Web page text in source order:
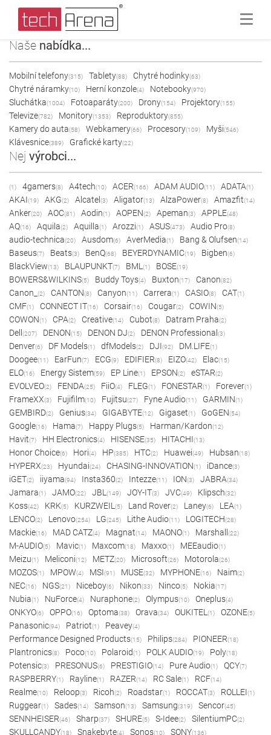
Naše nabídka...
Mobilní telefony(315) Tablety(88) Chytré hodinky(63)
Chytré náramky(10) Herní konzole(4) Notebooky(970)
Sluchátka(1004) Fotoaparáty(200) Drony(154) Projektory(155)
Televize(782) Monitory(1353) Reproduktory(855)
Kamery do auta(58) Webkamery(66) Procesory(109) Myši(546)
Klávesnice(389) Grafické karty(22)
Nej výrobci...
(1) 4gamers(8) A4tech(10) ACER(166) ADAM AUDIO(11) ADATA(1)
AKAI(19) AKG(2) Alcatel (3) Aligator(13) AlzaPower(8) Amazfit(14)
Anker(20) AOC(81) Aodin(1) AOPEN(2) Apeman(3) APPLE(48)
AQ(16) Aquila(2) Aquilla(1) Arozzi(1) ASUS(473) Audio Pro(8)
audio-technica(20) Ausdom(6) AverMedia(1) Bang & Olufsen(14)
Baseus(7) Beats(3) BenQ(68) BEYERDYNAMIC(19) Bigben(6)
BlackView(13) BLAUPUNKT(7) BML (1) BOSE(19)
BOWERS&WILKINS(5) Buddy Toys(4) Buxton(17) Canon(82)
Canon_ (2) CANTON(8) Canyon(11) Carrera(1) CASIO(8) CAT(1)
CMF(1) CONNECT IT(16) Corsair(16) Cougar(2) COWIN(5)
COWON(1) CPA(2) Creative(14) Cubot(8) Datram Praha(2)
Dell (207) DENON(15) DENON DJ(2) DENON Professional (3)
Denver(6) DF Models(1) dfModels(2) DJI(92) DM.LIFE(1)
Doogee(11) EarFun(7) ECG(9) EDIFIER(8) EIZO(42) Elac(15)
ELO(16) Energy Sistem(59) EP Line(1) EPSON(2) eSTAR(2)
EVOLVEO(2) FENDA(25) FiiO(4) FLEG(1) FONESTAR(1) Forever(1)
FrameXX(3) Fujifilm(10) Fujitsu(27) Fyne Audio(11) GARMIN(1)
GEMBIRD(2) Genius(34) GIGABYTE(12) Gigaset(1) GoGEN(54)
Google(16) Hama(7) Happy Plugs(5) Harman/Kardon(12)
Havit(7) HH Electronics(4) HISENSE(35) HITACHI(13)
Honor Choice(6) Hori(4) HP(385) HTC(2) Huawei(49) Hubsan(18)
HYPERX(23) Hyundai(24) CHASING-INNOVATION(1) iDance(3)
iGET(2) iiyama(94) Insta360(2) Intezze(11) ION(3) JABRA(34)
Jamara(1) JAMO(22) JBL (149) JOY-IT(3) JVC(49) Klipsch(32)
Koss(42) KRK(5) KURZWEIL (5) Land Rover(2) Laney(6) LEA(1)
LENCO(2) Lenovo(254) LG(245) Lithe Audio(11) LOGITECH(28)
Mackie(16) MAD CATZ(4) Magnat(14) MAONO(1) Marshall (22)
M-AUDIO(5) Mavic(1) Maxcom(18) Maxxo(1) MEEaudio(1)
Meizu(1) Meliconi(12) METZ(20) Microsoft(26) Motorola(26)
MOZOS(1) MPOW(4) MSI(91) MUSE(32) MYPHONE(16) Naim(2)
NEC(16) NGS(21) Niceboy(6) Nikon(33) Ninco(5) Nokia(17)
Nubia(1) NuForce(4) Nuraphone(2) Olympus(10) Oneplus(4)
ONKYO(6) OPPO(16) Optoma(38) Orava(34) OUKITEL (1) OZONE(5)
Panasonic(94) Patriot(1) Peavey(4)
Performance Designed Products(15) Philips(284) PIONEER(18)
Plantronics(8) Poco(10) Polaroid(1) POLK AUDIO(19) Poly(18)
Potensic(3) PRESONUS(6) PRESTIGIO(14) Pure Audio(1) QCY(7)
RASPBERRY(1) Rayline(1) RAZER(14) RC Sale(1) RCF(14)
Realme(10) Reloop(3) Ricoh(2) Roadstar(1) ROCCAT(3) ROLLEI(1)
Ruggear(1) Sades(14) Samson(13) Samsung(319) Sencor(45)
SENNHEISER(46) Sharp(37) SHURE(5) S-Idee(2) SilentiumPC(2)
SKULLCANDY(18) Snakebyte(4) Sonos(10) SONY(136)